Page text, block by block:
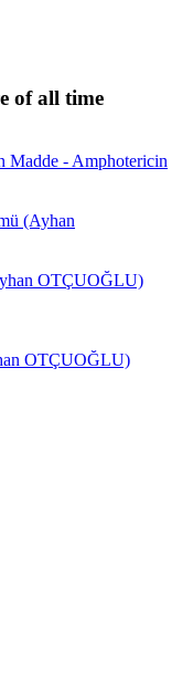
of all time
- Amphotericin
(Ayhan
OTÇUOĞLU)
OTÇUOĞLU)